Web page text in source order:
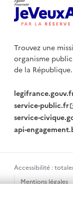
Trouvez une
organisme public
de la République.
service-public.fr
service-
api-
Accessibilité :
Mentions légales